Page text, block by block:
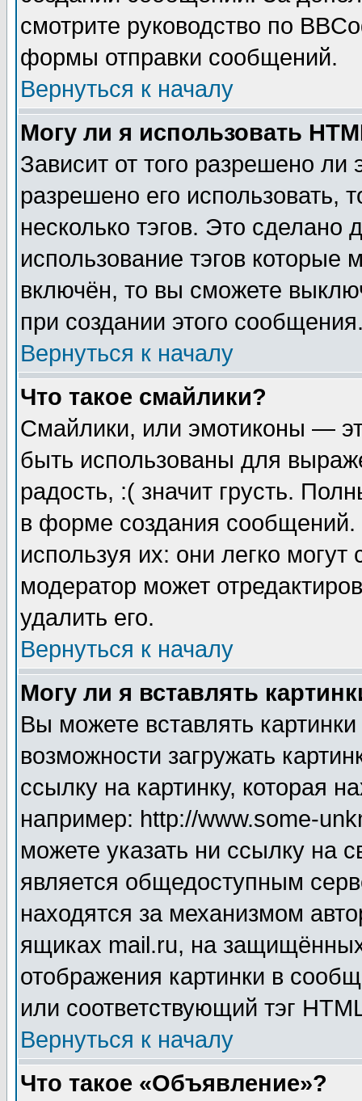
смотрите руководство по
формы отправки сообщений.
Вернуться к началу
Могу ли я использовать
Зависит от того разрешено
разрешено его использовать,
несколько тэгов. Это сделано
использование тэгов
включён, то вы сможете
при создании этого
Вернуться к началу
Что такое смайлики?
Смайлики, или эмотиконы —
быть использованы для
радость, :( значит грусть.
в форме создания сообщений.
используя их: они легко
модератор может
удалить его.
Вернуться к началу
Могу ли я вставлять
Вы можете вставлять
возможности загружать
ссылку на картинку, которая
например: http://www.some-
можете указать ни ссылку на
является общедоступным
находятся за механизмом
ящиках mail.ru, на
отображения картинки в
или соответствующий тэг
Вернуться к началу
Что такое «Объявление»?